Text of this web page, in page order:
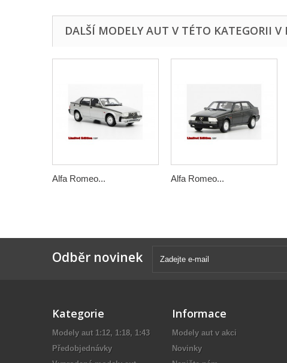
DALŠÍ MODELY AUT V TÉTO KATEGORII V
Alfa Romeo... Alfa Romeo...
Odběr novinek
Kategorie
Modely aut 1:12, 1:18, 1:43
Předobjednávky
Informace
Modely aut v akci
Novinky